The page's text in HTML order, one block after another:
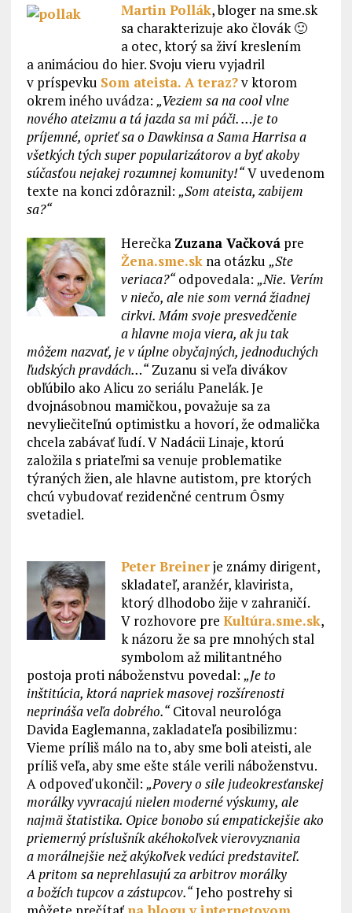
Martin Pollák, bloger na sme.sk
sa charakterizuje ako človák 🙂
a otec, ktorý sa živí kreslením
a animáciou do hier. Svoju vieru vyjadril
v príspevku Som ateista. A teraz?v ktorom
okrem iného uvádza: „Veziem sa na cool vlne
nového ateizmu a tá jazda sa mi páči. …je to
príjemné, oprieť sa o Dawkinsa a Sama Harrisa a
všetkých tých super popularizátorov a byť akoby
súčasťou nejakej rozumnej komunity!“V uvedenom
texte na konci zdôraznil: „Som ateista, zabijem
sa?“
Herečka Zuzana Vačkovápre
Žena.sme.skna otázku „Ste
veriaca?“odpovedala: „Nie. Verím
v niečo, ale nie som verná žiadnej
cirkvi. Mám svoje presvedčenie
a hlavne moja viera, ak ju tak
môžem nazvať, je v úplne obyčajných, jednoduchých
ľudských pravdách…“Zuzanu si veľa divákov
obľúbilo ako Alicu zo seriálu Panelák. Je
dvojnásobnou mamičkou, považuje sa za
nevyliečiteľnú optimistku a hovorí, že odmalička
chcela zabávať ľudí. V Nadácii Linaje, ktorú
založila s priateľmi sa venuje problematike
týraných žien, ale hlavne autistom, pre ktorých
chcú vybudovať rezidenčné centrum Ôsmy
svetadiel.
Peter Breinerje známy dirigent,
skladateľ, aranžér, klavirista,
ktorý dlhodobo žije v zahraničí.
V rozhovore pre Kultúra.sme.sk,
k názoru že sa pre mnohých stal
symbolom až militantného
postoja proti náboženstvu povedal: „Je to
inštitúcia, ktorá napriek masovej rozšírenosti
neprináša veľa dobrého.“Citoval neurológa
Davida Eaglemanna, zakladateľa posibilizmu:
Vieme príliš málo na to, aby sme boli ateisti, ale
príliš veľa, aby sme ešte stále verili náboženstvu.
A odpoveď ukončil: „Povery o sile judeokresťanskej
morálky vyvracajú nielen moderné výskumy, ale
najmä štatistika. Opice bonobo sú empatickejšie ako
priemerný príslušník akéhokoľvek vierovyznania
a morálnejšie než akýkoľvek vedúci predstaviteľ.
A pritom sa neprehlasujú za arbitrov morálky
a božích tupcov a zástupcov.“Jeho postrehy si